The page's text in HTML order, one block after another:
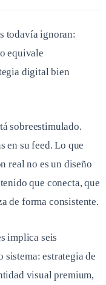
todavía ignoran:
equivale
digital bien
sobreestimulado.
en su feed. Lo que
real no es un diseño
que conecta, que
de forma consistente.
implica seis
sistema: estrategia de
visual premium,